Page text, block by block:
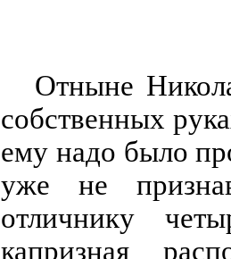
Отныне
собственных
ему надо было
уже не
отличнику
капризная